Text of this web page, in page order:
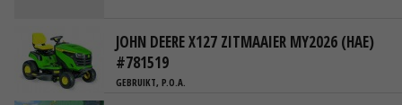
JOHN DEERE X127 ZITMAAIER MY2026 (HAE)
#781519
GEBRUIKT, P.O.A.